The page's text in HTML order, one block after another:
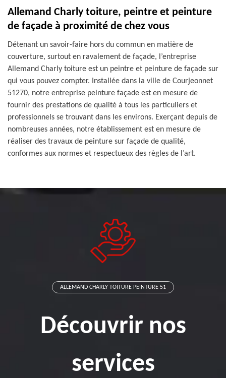
Allemand Charly toiture, peintre et peinture
de façade à proximité de chez vous
Détenant un savoir-faire hors du commun en matière de
couverture, surtout en ravalement de façade, l’entreprise
Allemand Charly toiture est un peintre et peinture de façade sur
qui vous pouvez compter. Installée dans la ville de Courjeonnet
51270, notre entreprise peinture façade est en mesure de
fournir des prestations de qualité à tous les particuliers et
professionnels se trouvant dans les environs. Exerçant depuis de
nombreuses années, notre établissement est en mesure de
réaliser des travaux de peinture sur façade de qualité,
conformes aux normes et respectueux des règles de l’art.
ALLEMAND CHARLY TOITURE PEINTURE 51
Découvrir nos
services